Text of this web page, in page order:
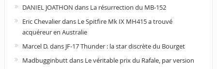
DANIEL JOATHON dans La résurrection du MB-152
Eric Chevalierdans Le Spitfire Mk IX MH415 a trouvé
acquéreur en Australie
Marcel D.dans JF-17 Thunder : la star discrète du Bourget
Madbugginbuttdans Le véritable prix du Rafale, par version